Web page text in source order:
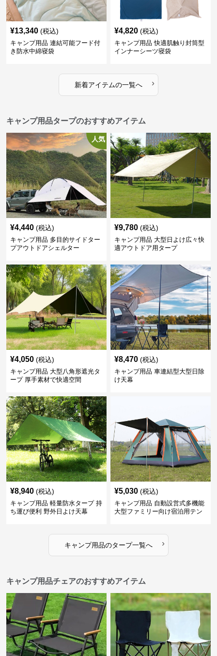
¥13,340 (税込)
キャンプ用品 連結可能フード付
き防水中綿寝袋
¥4,820 (税込)
キャンプ用品 快適肌触り封筒型
インナーシーツ寝袋
新着アイテムの一覧へ ›
キャンプ用品タープのおすすめアイテム
人気
¥4,440 (税込)
キャンプ用品 多目的サイドター
プアウトドアシェルター
¥9,780 (税込)
キャンプ用品 大型日よけ広々快
適アウトドア用タープ
¥4,050 (税込)
キャンプ用品 大型八角形遮光タ
ープ 厚手素材で快適空間
¥8,470 (税込)
キャンプ用品 車連結型大型日除
け天幕
¥8,940 (税込)
キャンプ用品 軽量防水タープ 持
ち運び便利 野外日よけ天幕
¥5,030 (税込)
キャンプ用品 自動設営式多機能
大型ファミリー向け宿泊用テン
キャンプ用品のタープ一覧へ ›
キャンプ用品チェアのおすすめアイテム